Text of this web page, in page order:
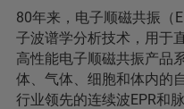
80年来，电子顺磁共振（
子波谱学分析技术，用于
高性能电子顺磁共振产品
体、气体、细胞和体内的
行业领先的连续波EPR和